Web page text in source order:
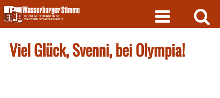
Skip
to
content
Viel Glück, Svenni, bei Olympia!